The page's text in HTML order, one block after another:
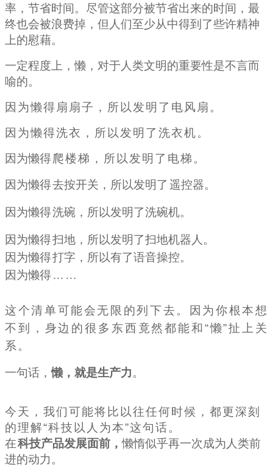
率，节省时间。尽管这部分被节省出来的时间，最
终也会被浪费掉，但人们至少从中得到了些许精神
上的慰藉。
一定程度上，懒，对于人类文明的重要性是不言而
喻的。
因为懒得扇扇子，所以发明了电风扇。
因为懒得洗衣，所以发明了洗衣机。
因为懒得爬楼梯，所以发明了电梯。
因为懒得去按开关，所以发明了 遥控器。
因为懒得洗碗，所以发明了洗碗机。
因为懒得扫地，所以发明了扫地机器人。
因为懒得打字，所以有了语音操控。
因为懒得……
这个清单可能会无限的列下去。因为你根本想
不到，身边的很多东西竟然都能和“懒”扯上关
系。
一句话，懒，就是生产力。
今天，我们可能将比以往任何时候，都更深刻
的理解“科技以人为本”这句话。
在科技产品发展面前，懒惰似乎再一次成为人类前
进的动力。